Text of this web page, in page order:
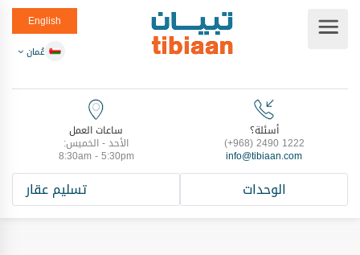
English
عُمان
أسئلة؟
(+968) 2490 1222
info@tibiaan.com
ساعات العمل
الأحد - الخميس:
8:30am - 5:30pm
الوحدات تسليم عقار